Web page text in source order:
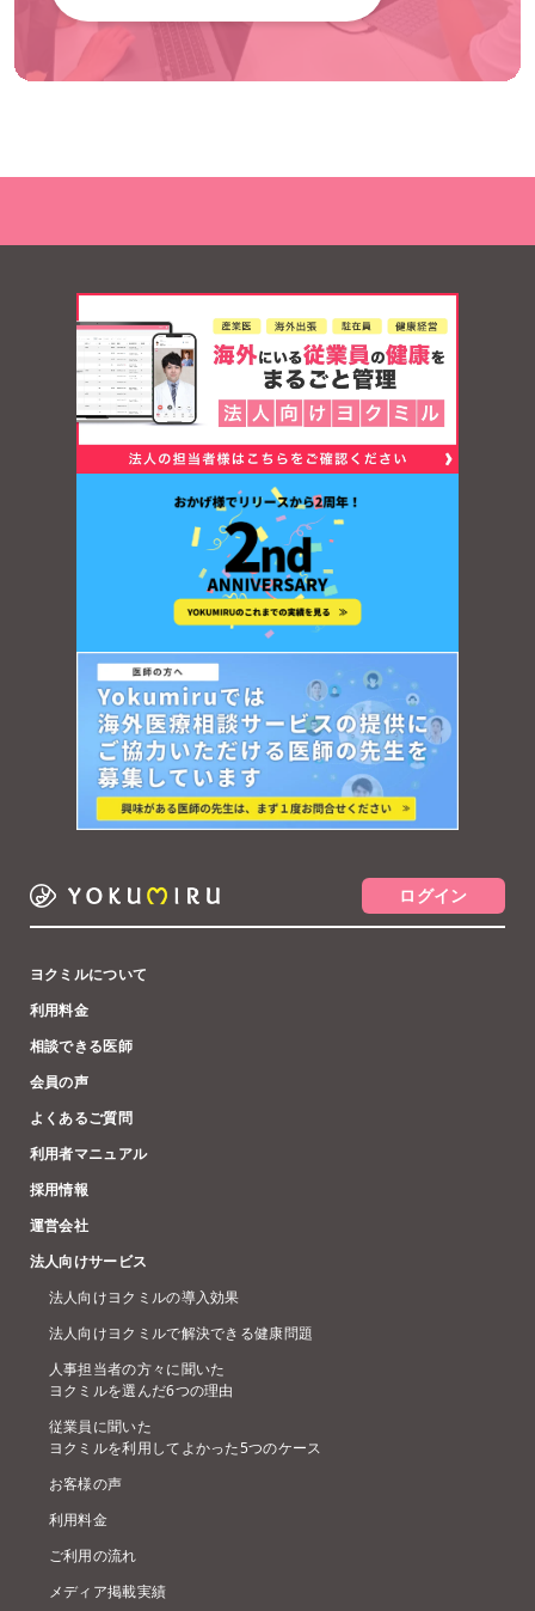
ログイン
ヨクミルについて
利用料金
相談できる医師
会員の声
よくあるご質問
利用者マニュアル
採用情報
運営会社
法人向けサービス
法人向けヨクミルの導入効果
法人向けヨクミルで解決できる健康問題
人事担当者の方々に聞いた
ヨクミルを選んだ6つの理由
従業員に聞いた
ヨクミルを利用してよかった5つのケース
お客様の声
利用料金
ご利用の流れ
メディア掲載実績